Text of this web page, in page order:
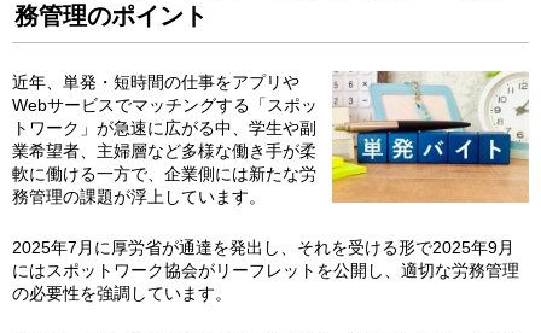
務管理のポイント
近年、単発・短時間の仕事をアプリや
Webサービスでマッチングする「スポッ
トワーク」が急速に広がる中、学生や副
業希望者、主婦層など多様な働き手が柔
軟に働ける一方で、企業側には新たな労
務管理の課題が浮上しています。
2025年7月に厚労省が通達を発出し、それを受ける形で2025年9月
にはスポットワーク協会がリーフレットを公開し、適切な労務管理
の必要性を強調しています。